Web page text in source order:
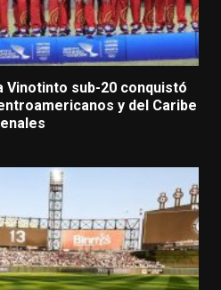
Vinotinto sub-20 conquistó
y del Caribe